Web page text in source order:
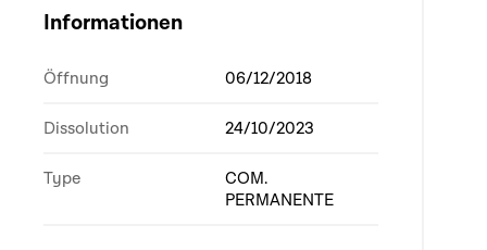
Informationen
Öffnung 06/12/2018
Dissolution 24/10/2023
Type
COM.
PERMANENTE